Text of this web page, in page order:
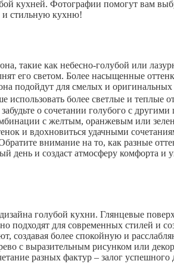
кухней. Фотографии помогут вам
и стильную кухню!
такие как небесно-голубой или
его светом. Более насыщенные
подойдут для смелых и
более светлые и теплые
о сочетании голубого с
с желтым, оранжевым или
и вдохновиться удачными
внимание на то, как разные
день и создаст атмосферу комфорта
голубой кухни. Глянцевые
подходят для современных стилей
создавая более спокойную и
с выразительным рисунком или
разных фактур – залог